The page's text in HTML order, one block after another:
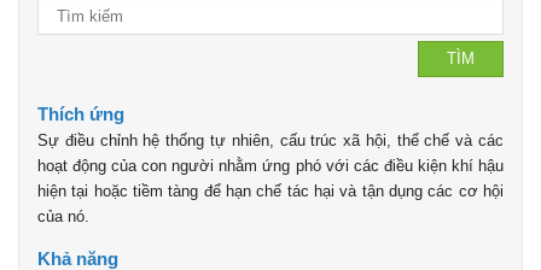
TÌM
Thích ứng
Sự điều chỉnh hệ thống tự nhiên, cấu trúc xã hội, thể chế và các
hoạt động của con người nhằm ứng phó với các điều kiện khí hậu
hiện tại hoặc tiềm tàng để hạn chế tác hại và tận dụng các cơ hội
của nó.
Khả năng